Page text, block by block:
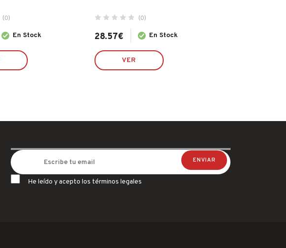
(0)
En Stock
(0)
28.57€ En Stock
VER
He leído y acepto los términos legales